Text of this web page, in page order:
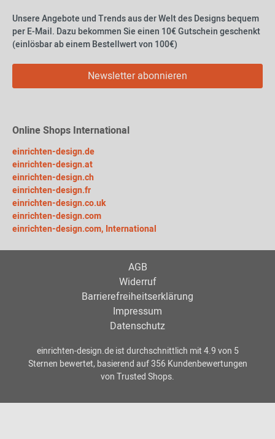
Unsere Angebote und Trends aus der Welt des Designs bequem
per E-Mail. Dazu bekommen Sie einen 10€ Gutschein geschenkt
(einlösbar ab einem Bestellwert von 100€)
Newsletter abonnieren
Online Shops International
einrichten-design.de
einrichten-design.at
einrichten-design.ch
einrichten-design.fr
einrichten-design.co.uk
einrichten-design.com
einrichten-design.com, International
AGB
Widerruf
Barrierefreiheitserklärung
Impressum
Datenschutz
einrichten-design.deist durchschnittlich mit4.9von 5
Sternen bewertet, basierend auf356Kundenbewertungen
von Trusted Shops.